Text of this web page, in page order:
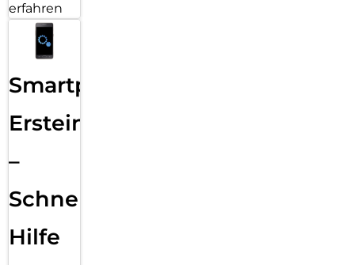
erfahren
Smartphone
Ersteinrichtung
–
Schnelle
Hilfe